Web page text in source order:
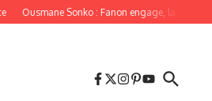
Ousmane Sonko : Fanon engage, la